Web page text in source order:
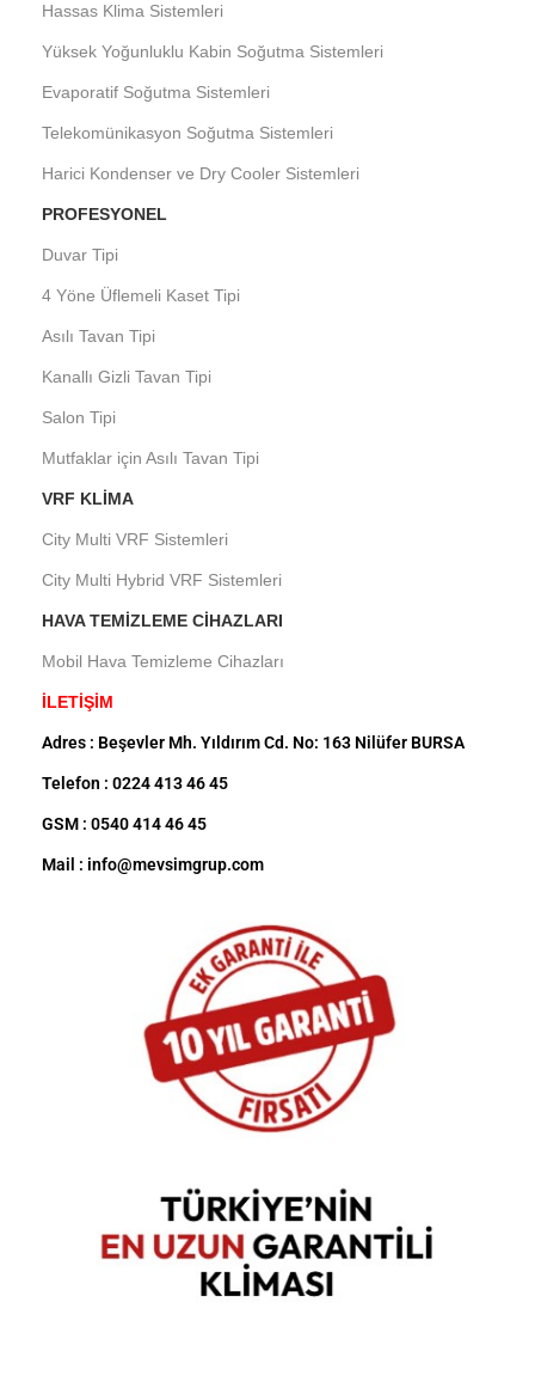
Hassas Klima Sistemleri
Yüksek Yoğunluklu Kabin Soğutma Sistemleri
Evaporatif Soğutma Sistemleri
Telekomünikasyon Soğutma Sistemleri
Harici Kondenser ve Dry Cooler Sistemleri
PROFESYONEL
Duvar Tipi
4 Yöne Üflemeli Kaset Tipi
Asılı Tavan Tipi
Kanallı Gizli Tavan Tipi
Salon Tipi
Mutfaklar için Asılı Tavan Tipi
VRF KLIMA
City Multi VRF Sistemleri
City Multi Hybrid VRF Sistemleri
HAVA TEMIZLEME CIHAZLARI
Mobil Hava Temizleme Cihazları
İLETİŞİM
Adres : Beşevler Mh. Yıldırım Cd. No: 163 Nilüfer BURSA
Telefon : 0224 413 46 45
GSM : 0540 414 46 45
Mail : info@mevsimgrup.com